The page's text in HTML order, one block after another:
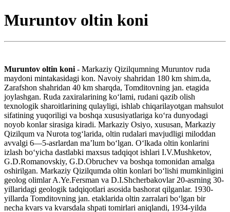
Muruntov oltin koni
Muruntov oltin koni - Markaziy Qizilqumning Muruntov ruda
maydoni mintakasidagi kon. Navoiy shahridan 180 km shim.da,
Zarafshon shahridan 40 km sharqda, Tomditovning jan. etagida
joylashgan. Ruda zaxiralarining koʻlami, rudani qazib olish
texnologik sharoitlarining qulayligi, ishlab chiqarilayotgan mahsulot
sifatining yuqoriligi va boshqa xususiyatlariga koʻra dunyodagi
noyob konlar sirasiga kiradi. Markaziy Osiyo, xususan, Markaziy
Qizilqum va Nurota togʻlarida, oltin rudalari mavjudligi miloddan
avvalgi 6—5-asrlardan maʼlum boʻlgan. Oʻlkada oltin konlarini
izlash boʻyicha dastlabki maxsus tadqiqot ishlari I.V.Mushketov,
G.D.Romanovskiy, G.D.Obruchev va boshqa tomonidan amalga
oshirilgan. Markaziy Qizilqumda oltin konlari boʻlishi mumkinligini
geolog olimlar A.Ye.Fersman va D.I.Shcherbakovlar 20-asrning 30-
yillaridagi geologik tadqiqotlari asosida bashorat qilganlar. 1930-
yillarda Tomditovning jan. etaklarida oltin zarralari boʻlgan bir
necha kvars va kvarsdala shpati tomirlari aniqlandi, 1934-yilda